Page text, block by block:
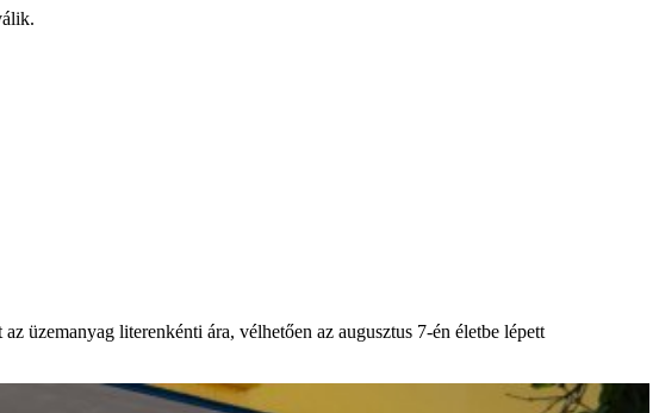
üzemanyag literenkénti ára, vélhetően az augusztus 7-én életbe lépett